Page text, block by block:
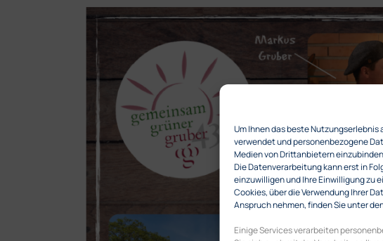
Um Ihnen das beste
verwendet und personenbezogene
Medien von Drittanbietern
Die Datenverarbeitung kann erst in
einzuwilligen und Ihre Einwilligung zu
Cookies, über die Verwendung Ihrer
Anspruch nehmen, finden Sie unter
Einige Services verarbeiten